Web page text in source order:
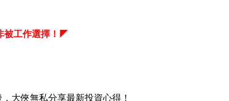
工作選擇！ ◤
大俠無私分享最新投資心得！